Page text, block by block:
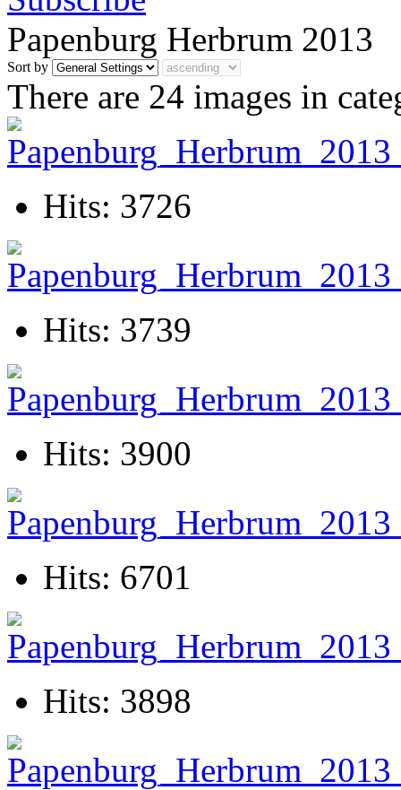
Papenburg Herbrum 2013
Sort by
There are 24 images in
Hits: 3726
Hits: 3739
Hits: 3900
Hits: 6701
Hits: 3898